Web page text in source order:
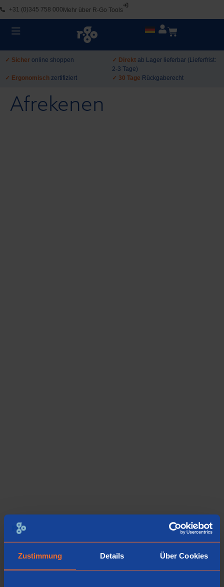
Zustimmung Details Über Cookies
+31 (0)345 758 000 Mehr über R-Go Tools
✓ Sicher online shoppen ✓ Direkt ab Lager lieferbar (Lieferfrist:
2-3 Tage)
✓ Ergonomisch zertifiziert ✓ 30 Tage Rückgaberecht
Afrekenen